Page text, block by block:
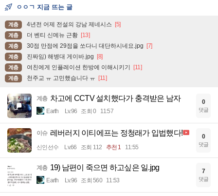
ㅇㅇㄱ 지금 뜨는 글
계층 4년전 어제 전설의 강남 제네시스 [5]
계층 더 벤티 신메뉴 근황 [13]
계층 30점 만점에 29점을 쏘다니 대단하시네요.jpg [7]
계층 진짜임) 해병대 게이바.jpg [8]
계층 여친에게 인플레이션 한방에 이해시키기 [11]
계층 천주교 ㅠ 고민했습니다 ㅠ [11]
계층 차고에 CCTV 설치했다가 충격받은 남자
Earth Lv.96 조회 0 11:57
0
댓글
이슈 레버러지 이티에프는 정청래가 입법했다!
신인선수 Lv.66 조회 112 추천 1 11:55
0
댓글
계층 19) 남편이 죽으면 하고싶은 일.jpg
Earth Lv.96 조회 560 11:53
7
댓글